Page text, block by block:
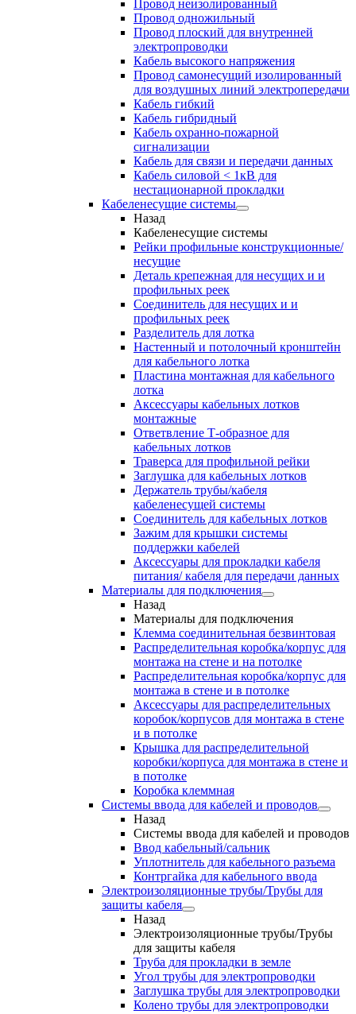
Провод неизолированный
Провод одножильный
Провод плоский для внутренней
электропроводки
Кабель высокого напряжения
Провод самонесущий изолированный
для воздушных линий электропередачи
Кабель гибкий
Кабель гибридный
Кабель охранно-пожарной
сигнализации
Кабель для связи и передачи данных
Кабель силовой < 1кВ для
нестационарной прокладки
Кабеленесущие системы
Назад
Кабеленесущие системы
Рейки профильные конструкционные/
несущие
Деталь крепежная для несущих и и
профильных реек
Соединитель для несущих и и
профильных реек
Разделитель для лотка
Настенный и потолочный кронштейн
для кабельного лотка
Пластина монтажная для кабельного
лотка
Аксессуары кабельных лотков
монтажные
Ответвление Т-образное для
кабельных лотков
Траверса для профильной рейки
Заглушка для кабельных лотков
Держатель трубы/кабеля
кабеленесущей системы
Соединитель для кабельных лотков
Зажим для крышки системы
поддержки кабелей
Аксессуары для прокладки кабеля
питания/ кабеля для передачи данных
Материалы для подключения
Назад
Материалы для подключения
Клемма соединительная безвинтовая
Распределительная коробка/корпус для
монтажа на стене и на потолке
Распределительная коробка/корпус для
монтажа в стене и в потолке
Аксессуары для распределительных
коробок/корпусов для монтажа в стене
и в потолке
Крышка для распределительной
коробки/корпуса для монтажа в стене и
в потолке
Коробка клеммная
Системы ввода для кабелей и проводов
Назад
Системы ввода для кабелей и проводов
Ввод кабельный/сальник
Уплотнитель для кабельного разъема
Контргайка для кабельного ввода
Электроизоляционные трубы/Трубы для
защиты кабеля
Назад
Электроизоляционные трубы/Трубы
для защиты кабеля
Труба для прокладки в земле
Угол трубы для электропроводки
Заглушка трубы для электропроводки
Колено трубы для электропроводки